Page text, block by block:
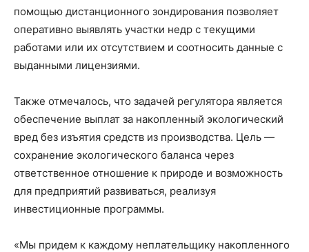
помощью дистанционного зондирования позволяет
оперативно выявлять участки недр с текущими
работами или их отсутствием и соотносить данные с
выданными лицензиями.
Также отмечалось, что задачей регулятора является
обеспечение выплат за накопленный экологический
вред без изъятия средств из производства. Цель —
сохранение экологического баланса через
ответственное отношение к природе и возможность
для предприятий развиваться, реализуя
инвестиционные программы.
«Мы придем к каждому неплательщику накопленного